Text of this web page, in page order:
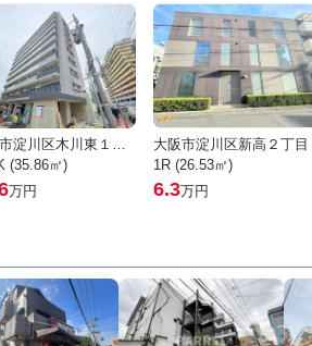
大阪市淀川区木川東１丁目
(35.86㎡)
万円
大阪市淀川区新高２丁目
1R (26.53㎡)
6.3万円